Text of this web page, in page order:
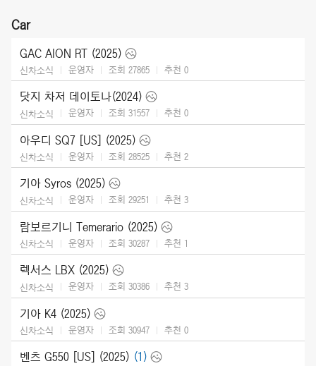
Car
GAC AION RT (2025)
신차소식 운영자 조회 27865 추천 0
닷지 차저 데이토나(2024)
신차소식 운영자 조회 31557 추천 0
아우디 SQ7 [US] (2025)
신차소식 운영자 조회 28525 추천 2
기아 Syros (2025)
신차소식 운영자 조회 29251 추천 3
람보르기니 Temerario (2025)
신차소식 운영자 조회 30287 추천 1
렉서스 LBX (2025)
신차소식 운영자 조회 30386 추천 3
기아 K4 (2025)
신차소식 운영자 조회 30947 추천 0
벤츠 G550 [US] (2025) (1)